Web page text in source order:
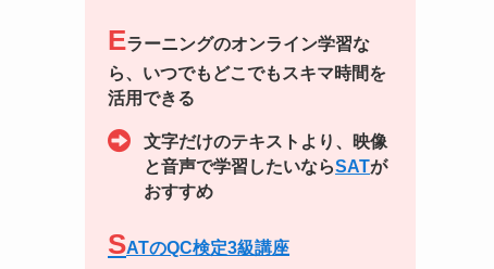
Eラーニングのオンライン学習な
ら、いつでもどこでもスキマ時間を
活用できる
文字だけのテキストより、映像
と音声で学習したいならSATが
おすすめ
SATのQC検定3級講座